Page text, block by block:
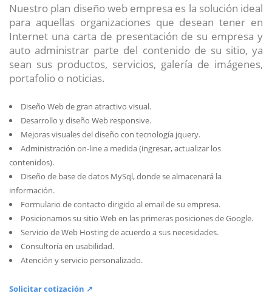
Nuestro plan diseño web empresa es la solución ideal
para aquellas organizaciones que desean tener en
Internet una carta de presentación de su empresa y
auto administrar parte del contenido de su sitio, ya
sean sus productos, servicios, galería de imágenes,
portafolio o noticias.
Diseño Web de gran atractivo visual.
Desarrollo y diseño Web responsive.
Mejoras visuales del diseño con tecnología jquery.
Administración on-line a medida (ingresar, actualizar los
contenidos).
Diseño de base de datos MySql, donde se almacenará la
información.
Formulario de contacto dirigido al email de su empresa.
Posicionamos su sitio Web en las primeras posiciones de Google.
Servicio de Web Hosting de acuerdo a sus necesidades.
Consultoría en usabilidad.
Atención y servicio personalizado.
Solicitar cotización ↗